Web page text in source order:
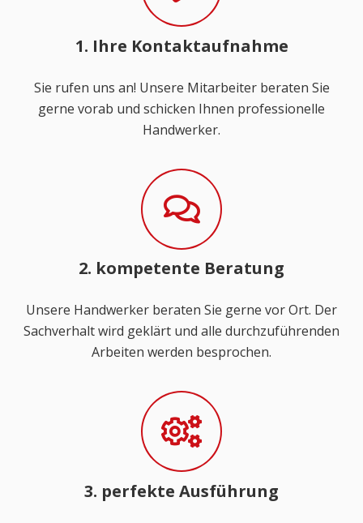
1. Ihre Kontaktaufnahme
Sie rufen uns an! Unsere Mitarbeiter beraten Sie
gerne vorab und schicken Ihnen professionelle
Handwerker.
2. kompetente Beratung
Unsere Handwerker beraten Sie gerne vor Ort. Der
Sachverhalt wird geklärt und alle durchzuführenden
Arbeiten werden besprochen.
3. perfekte Ausführung